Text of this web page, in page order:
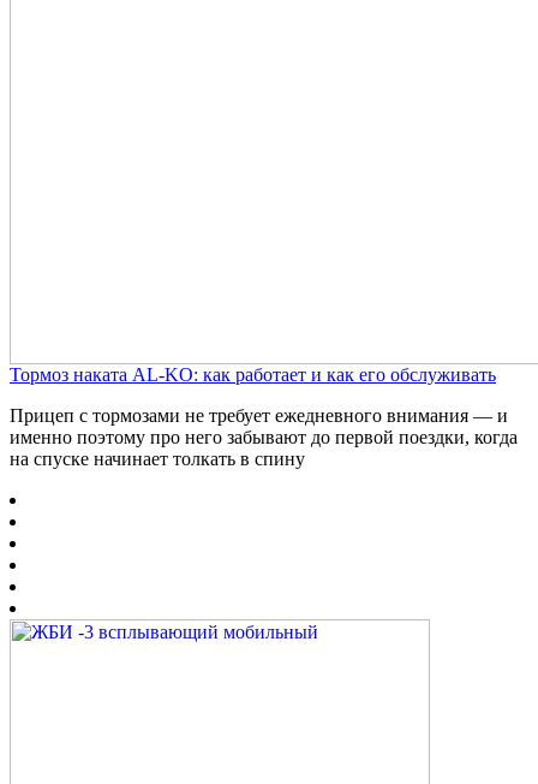
Тормоз наката AL-KO: как работает и как его обслуживать
Прицеп с тормозами не требует ежедневного внимания — и
именно поэтому про него забывают до первой поездки, когда
на спуске начинает толкать в спину